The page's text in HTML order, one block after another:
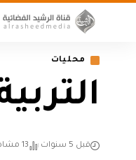
محليات
قبل 5 سنوات 13 مشاهدات